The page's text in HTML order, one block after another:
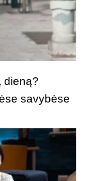
dieną?
savybėse